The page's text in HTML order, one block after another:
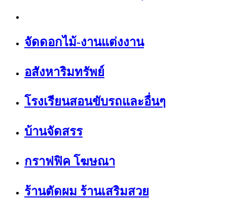
จัดดอกไม้-งานแต่งงาน
อสังหาริมทรัพย์
โรงเรียนสอนขับรถและอื่นๆ
บ้านจัดสรร
กราฟฟิค โฆษณา
ร้านตัดผม ร้านเสริมสวย